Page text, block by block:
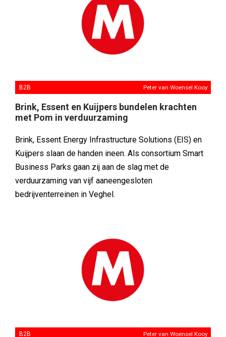
B2B Peter van Woensel Kooy
Brink, Essent en Kuijpers bundelen krachten
met Pom in verduurzaming
Brink, Essent Energy Infrastructure Solutions (EIS) en
Kuijpers slaan de handen ineen. Als consortium Smart
Business Parks gaan zij aan de slag met de
verduurzaming van vijf aaneengesloten
bedrijventerreinen in Veghel.
B2B Peter van Woensel Kooy